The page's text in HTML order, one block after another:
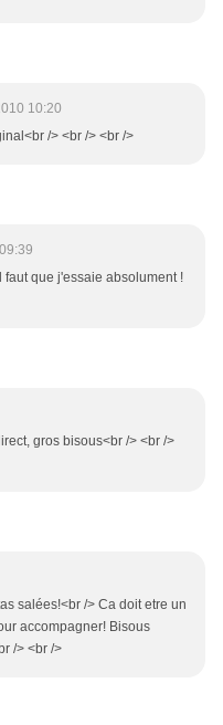
10:20
/> <br /> <br />
faut que j'essaie absolument !
gros bisous<br /> <br />
salées!<br /> Ca doit etre un
accompagner! Bisous
/> <br />